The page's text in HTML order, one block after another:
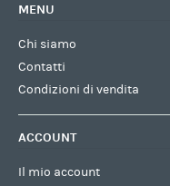
MENU
Chi siamo
Contatti
Condizioni di vendita
ACCOUNT
Il mio account